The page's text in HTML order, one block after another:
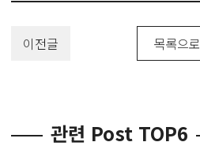
이전글 목록으로
관련 Post TOP6